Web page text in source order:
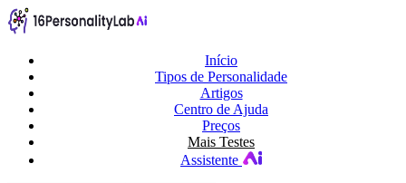
Início
Tipos de Personalidade
Artigos
Centro de Ajuda
Preços
Mais Testes
Assistente